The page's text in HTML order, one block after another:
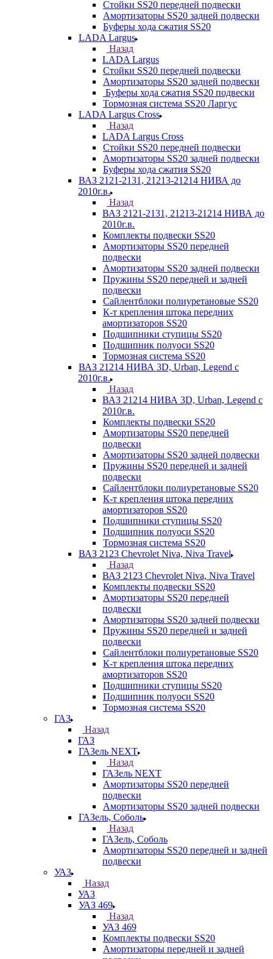
Стойки SS20 передней подвески
Амортизаторы SS20 задней подвески
Буферы хода сжатия SS20
LADA Largus
Назад
LADA Largus
Стойки SS20 передней подвески
Амортизаторы SS20 задней подвески
Буферы хода сжатия SS20 подвески
Тормозная система SS20 Ларгус
LADA Largus Cross
Назад
LADA Largus Cross
Стойки SS20 передней подвески
Амортизаторы SS20 задней подвески
Буферы хода сжатия SS20
ВАЗ 2121-2131, 21213-21214 НИВА до
2010г.в.
Назад
ВАЗ 2121-2131, 21213-21214 НИВА до
2010г.в.
Комплекты подвески SS20
Амортизаторы SS20 передней
подвески
Амортизаторы SS20 задней подвески
Пружины SS20 передней и задней
подвески
Сайлентблоки полиуретановые SS20
К-т крепления штока передних
амортизаторов SS20
Подшипники ступицы SS20
Подшипник полуоси SS20
Тормозная система SS20
ВАЗ 21214 НИВА 3D, Urban, Legend c
2010г.в.
Назад
ВАЗ 21214 НИВА 3D, Urban, Legend c
2010г.в.
Комплекты подвески SS20
Амортизаторы SS20 передней
подвески
Амортизаторы SS20 задней подвески
Пружины SS20 передней и задней
подвески
Сайлентблоки полиуретановые SS20
К-т крепления штока передних
амортизаторов SS20
Подшипники ступицы SS20
Подшипник полуоси SS20
Тормозная система SS20
ВАЗ 2123 Chevrolet Niva, Niva Travel
Назад
ВАЗ 2123 Chevrolet Niva, Niva Travel
Комплекты подвески SS20
Амортизаторы SS20 передней
подвески
Амортизаторы SS20 задней подвески
Пружины SS20 передней и задней
подвески
Сайлентблоки полиуретановые SS20
К-т крепления штока передних
амортизаторов SS20
Подшипники ступицы SS20
Подшипник полуоси SS20
Тормозная система SS20
ГАЗ
Назад
ГАЗ
ГАЗель NEXT
Назад
ГАЗель NEXT
Амортизаторы SS20 передней
подвески
Амортизаторы SS20 задней подвески
ГАЗель, Соболь
Назад
ГАЗель, Соболь
Амортизаторы SS20 передней и задней
подвески
УАЗ
Назад
УАЗ
УАЗ 469
Назад
УАЗ 469
Комплекты подвески SS20
Амортизаторы передней и задней